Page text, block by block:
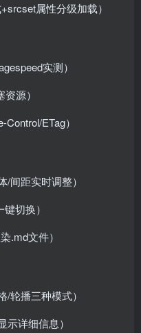
属性分级加载）
实测）
源）
ETag）
间距实时调整）
切换）
.md文件）
轮播三种模式）
详细信息）